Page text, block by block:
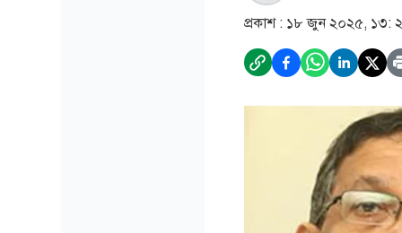
প্রকাশ : ১৮ জুন ২০২৫, ১৩: